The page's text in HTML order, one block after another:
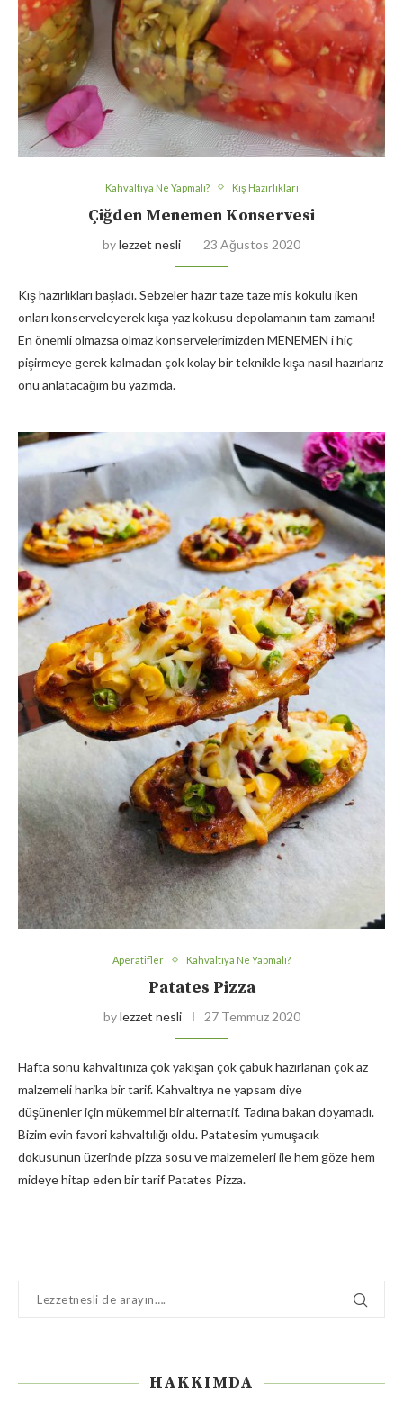
Kahvaltıya Ne Yapmalı? Kış Hazırlıkları
Çiğden Menemen Konservesi
bylezzet nesli 23 Ağustos 2020
Kış hazırlıkları başladı. Sebzeler hazır taze taze mis kokulu iken
onları konserveleyerek kışa yaz kokusu depolamanın tam zamanı!
En önemli olmazsa olmaz konservelerimizden MENEMEN i hiç
pişirmeye gerek kalmadan çok kolay bir teknikle kışa nasıl hazırlarız
onu anlatacağım bu yazımda.
Aperatifler Kahvaltıya Ne Yapmalı?
Patates Pizza
bylezzet nesli 27 Temmuz 2020
Hafta sonu kahvaltınıza çok yakışan çok çabuk hazırlanan çok az
malzemeli harika bir tarif. Kahvaltıya ne yapsam diye
düşünenler için mükemmel bir alternatif. Tadına bakan doyamadı.
Bizim evin favori kahvaltılığı oldu. Patatesim yumuşacık
dokusunun üzerinde pizza sosu ve malzemeleri ile hem göze hem
mideye hitap eden bir tarif Patates Pizza.
HAKKIMDA